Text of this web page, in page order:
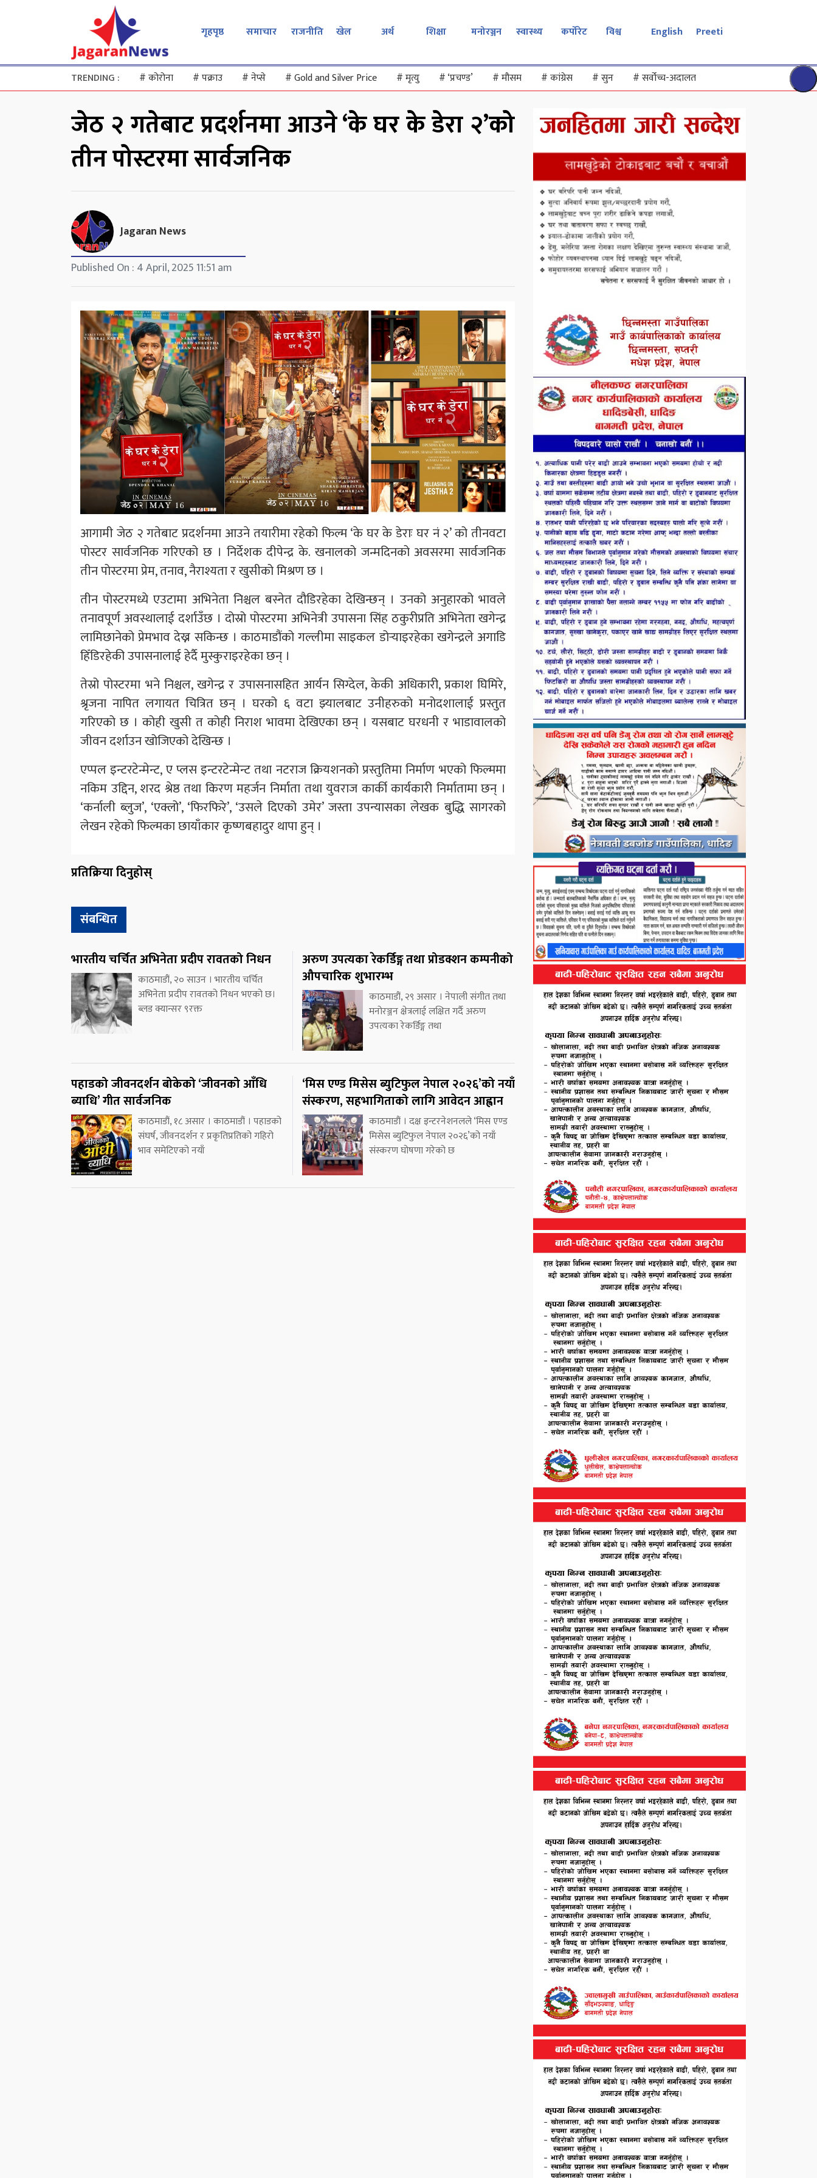
गृहपृष्ठ समाचार राजनीति खेल अर्थ शिक्षा मनोरञ्जन स्वास्थ्य कर्पोरेट विश्व English Preeti
TRENDING : #कोरोना #पक्राउ #नेप्से #Gold and Silver Price #मृत्यु #‘प्रचण्ड’ #मौसम #कांग्रेस #सुन #सर्वोच्च-अदालत
जेठ २ गतेबाट प्रदर्शनमा आउने ‘के घर के डेरा २’को
तीन पोस्टरमा सार्वजनिक
Jagaran News
Published On : 4 April, 2025 11:51 am
आगामी जेठ २ गतेबाट प्रदर्शनमा आउने तयारीमा रहेको फिल्म ‘के घर के डेराः घर नं २’ को तीनवटा
पोस्टर सार्वजनिक गरिएको छ । निर्देशक दीपेन्द्र के. खनालको जन्मदिनको अवसरमा सार्वजनिक
तीन पोस्टरमा प्रेम, तनाव, नैराश्यता र खुसीको मिश्रण छ ।
तीन पोस्टरमध्ये एउटामा अभिनेता निश्चल बस्नेत दौडिरहेका देखिन्छन् । उनको अनुहारको भावले
तनावपूर्ण अवस्थालाई दर्शाउँछ । दोस्रो पोस्टरमा अभिनेत्री उपासना सिंह ठकुरीप्रति अभिनेता खगेन्द्र
लामिछानेको प्रेमभाव देख्न सकिन्छ । काठमाडौंको गल्लीमा साइकल डोर्‍याइरहेका खगेन्द्रले अगाडि
हिँडिरहेकी उपासनालाई हेर्दै मुस्कुराइरहेका छन् ।
तेस्रो पोस्टरमा भने निश्चल, खगेन्द्र र उपासनासहित आर्यन सिग्देल, केकी अधिकारी, प्रकाश घिमिरे,
श्रृजना नापित लगायत चित्रित छन् । घरको ६ वटा झ्यालबाट उनीहरुको मनोदशालाई प्रस्तुत
गरिएको छ । कोही खुसी त कोही निराश भावमा देखिएका छन् । यसबाट घरधनी र भाडावालको
जीवन दर्शाउन खोजिएको देखिन्छ ।
एप्पल इन्टरटेन्मेन्ट, ए प्लस इन्टरटेन्मेन्ट तथा नटराज क्रियशनको प्रस्तुतिमा निर्माण भएको फिल्ममा
नकिम उद्दिन, शरद श्रेष्ठ तथा किरण महर्जन निर्माता तथा युवराज कार्की कार्यकारी निर्मातामा छन् ।
‘कर्नाली ब्लुज’, ‘एक्लो’, ‘फिरफिरे’, ‘उसले दिएको उमेर’ जस्ता उपन्यासका लेखक बुद्धि सागरको
लेखन रहेको फिल्मका छायाँकार कृष्णबहादुर थापा हुन् ।
प्रतिक्रिया दिनुहोस्
संबन्धित
भारतीय चर्चित अभिनेता प्रदीप रावतको निधन
काठमाडौं, २० साउन । भारतीय चर्चित
अभिनेता प्रदीप रावतको निधन भएको छ।
ब्लड क्यान्सर ९रक्त
अरुण उपत्यका रेकर्डिङ्ग तथा प्रोडक्शन कम्पनीको
औपचारिक शुभारम्भ
काठमाडौं, २९ असार । नेपाली संगीत तथा
मनोरञ्जन क्षेत्रलाई लक्षित गर्दै अरुण
उपत्यका रेकर्डिङ्ग तथा
पहाडको जीवनदर्शन बोकेको ‘जीवनको आँधि
ब्याधि’ गीत सार्वजनिक
काठमाडौं, १८ असार । काठमाडौं । पहाडको
संघर्ष, जीवनदर्शन र प्रकृतिप्रतिको गहिरो
भाव समेटिएको नयाँ
‘मिस एण्ड मिसेस ब्युटिफुल नेपाल २०२६’को नयाँ
संस्करण, सहभागिताको लागि आवेदन आह्वान
काठमाडौं । दक्ष इन्टरनेशनलले ‘मिस एण्ड
मिसेस ब्युटिफुल नेपाल २०२६’को नयाँ
संस्करण घोषणा गरेको छ